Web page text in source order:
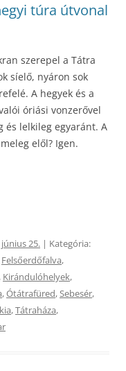
túra útvonal
szerepel a Tátra
síelő, nyáron sok
A hegyek és a
óriási vonzerővel
lelkileg egyaránt. A
elől? Igen.
25. | Kategória:
Felsőerdőfalva,
, Kirándulóhelyek,
,Ótátrafüred,Sebesér,
,Tátraháza,